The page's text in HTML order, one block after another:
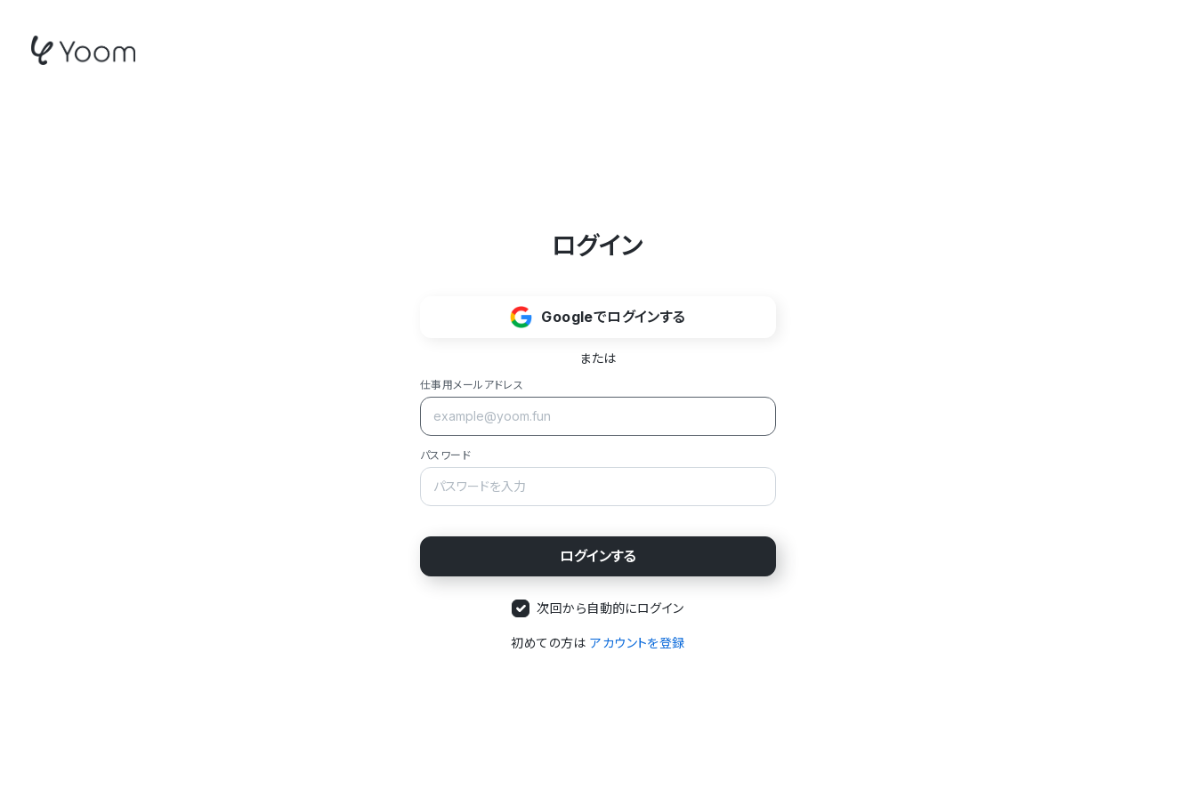
ログイン
Googleでログインする
または
仕事用メールアドレス
パスワード
次回から自動的にログイン
初めての方はアカウントを登録